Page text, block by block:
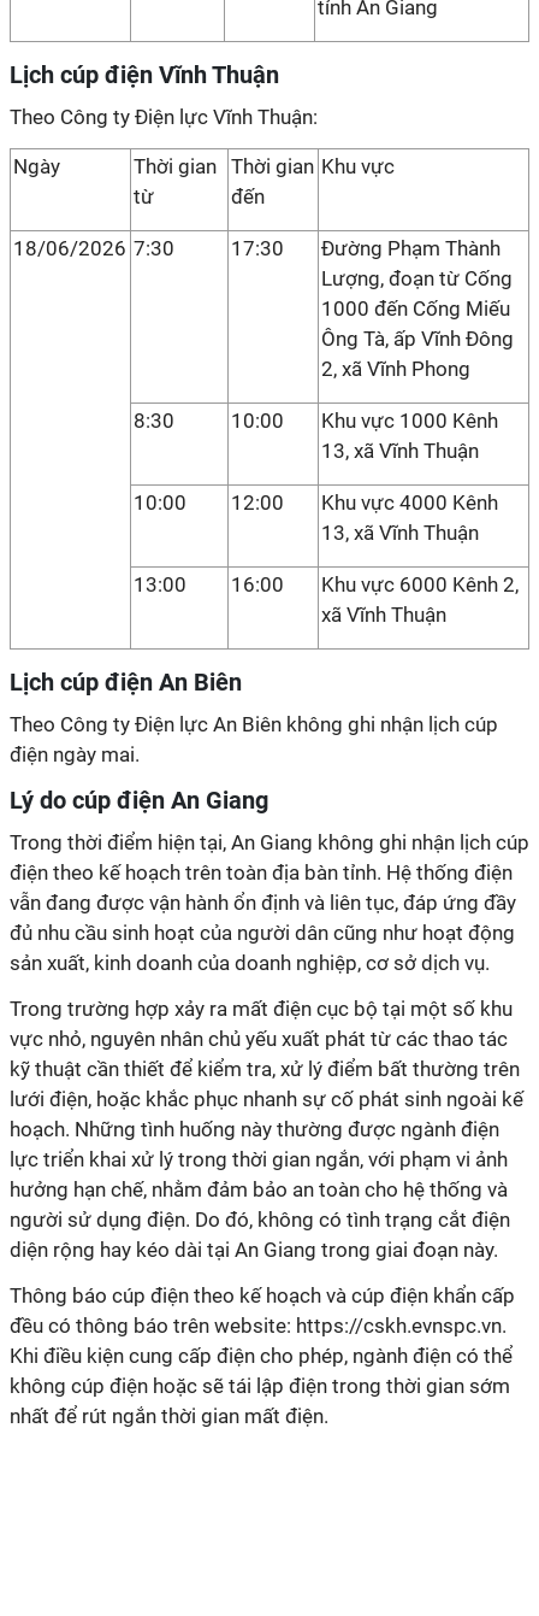
tỉnh An Giang
Lịch cúp điện Vĩnh Thuận
Theo Công ty Điện lực Vĩnh Thuận:
Ngày
Thời gian
từ
Thời gian
đến
Khu vực
18/06/2026 7:30 17:30
Đường Phạm Thành
Lượng, đoạn từ Cống
1000 đến Cống Miếu
Ông Tà, ấp Vĩnh Đông
2, xã Vĩnh Phong
8:30 10:00
Khu vực 1000 Kênh
13, xã Vĩnh Thuận
10:00 12:00
Khu vực 4000 Kênh
13, xã Vĩnh Thuận
13:00 16:00
Khu vực 6000 Kênh 2,
xã Vĩnh Thuận
Lịch cúp điện An Biên
Theo Công ty Điện lực An Biên không ghi nhận lịch cúp
điện ngày mai.
Lý do cúp điện An Giang
Trong thời điểm hiện tại, An Giang không ghi nhận lịch cúp
điện theo kế hoạch trên toàn địa bàn tỉnh. Hệ thống điện
vẫn đang được vận hành ổn định và liên tục, đáp ứng đầy
đủ nhu cầu sinh hoạt của người dân cũng như hoạt động
sản xuất, kinh doanh của doanh nghiệp, cơ sở dịch vụ.
Trong trường hợp xảy ra mất điện cục bộ tại một số khu
vực nhỏ, nguyên nhân chủ yếu xuất phát từ các thao tác
kỹ thuật cần thiết để kiểm tra, xử lý điểm bất thường trên
lưới điện, hoặc khắc phục nhanh sự cố phát sinh ngoài kế
hoạch. Những tình huống này thường được ngành điện
lực triển khai xử lý trong thời gian ngắn, với phạm vi ảnh
hưởng hạn chế, nhằm đảm bảo an toàn cho hệ thống và
người sử dụng điện. Do đó, không có tình trạng cắt điện
diện rộng hay kéo dài tại An Giang trong giai đoạn này.
Thông báo cúp điện theo kế hoạch và cúp điện khẩn cấp
đều có thông báo trên website: https://cskh.evnspc.vn.
Khi điều kiện cung cấp điện cho phép, ngành điện có thể
không cúp điện hoặc sẽ tái lập điện trong thời gian sớm
nhất để rút ngắn thời gian mất điện.